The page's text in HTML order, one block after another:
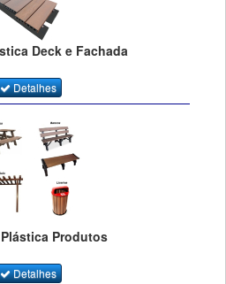
Deck e Fachada
Detalhes
Produtos
Detalhes